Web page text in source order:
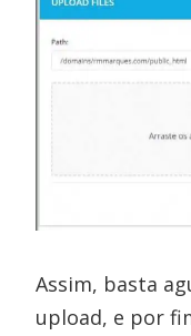
Assim, basta
upload, e por